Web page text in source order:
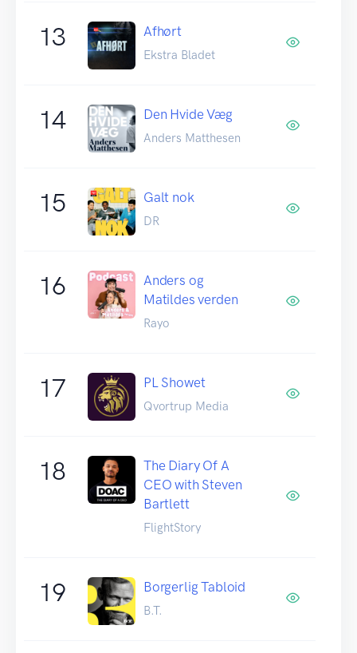
13 Afhørt
Ekstra Bladet
14 Den Hvide Væg
Anders Matthesen
15 Galt nok
DR
16
Anders og
Matildes verden
Rayo
17 PL Showet
Qvortrup Media
18
The Diary Of A
CEO with Steven
Bartlett
FlightStory
19 Borgerlig Tabloid
B.T.